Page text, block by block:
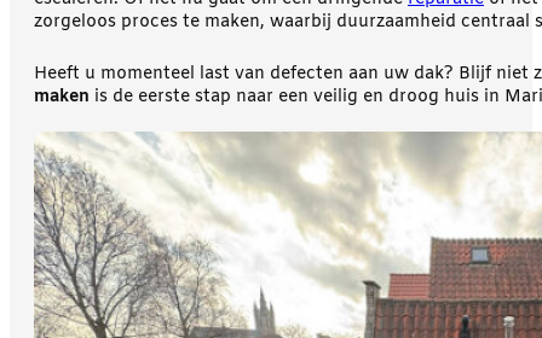
zorgeloos proces te maken, waarbij duurzaamheid centraal
Heeft u momenteel last van defecten aan uw dak? Blijf
maken is de eerste stap naar een veilig en droog huis in